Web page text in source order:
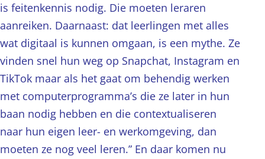
is feitenkennis nodig. Die moeten leraren
aanreiken. Daarnaast: dat leerlingen met alles
wat digitaal is kunnen omgaan, is een mythe. Ze
vinden snel hun weg op Snapchat, Instagram en
TikTok maar als het gaat om behendig werken
met computerprogramma’s die ze later in hun
baan nodig hebben en die contextualiseren
naar hun eigen leer- en werkomgeving, dan
moeten ze nog veel leren.” En daar komen nu